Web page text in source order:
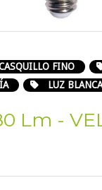
FINO
LUZ
Lm -